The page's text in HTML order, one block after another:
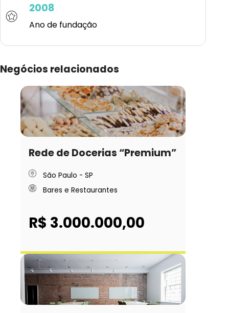
2008
Ano de fundação
Negócios relacionados
Rede de Docerias “Premium”
São Paulo - SP
Bares e Restaurantes
R$ 3.000.000,00